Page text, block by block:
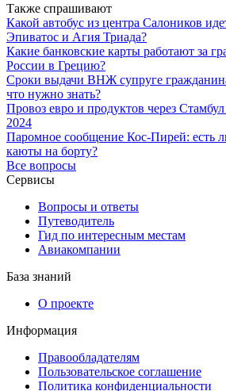
Также спрашивают
Какой автобус из центра Салоников
Эпиватос и Агия Триада?
Какие банковские карты работают за
России в Грецию?
Сроки выдачи ВНЖ супруге
что нужно знать?
Провоз евро и продуктов через
2024
Паромное сообщение Кос-Пирей: есть
каюты на борту?
Все вопросы
Сервисы
Вопросы и ответы
Путеводитель
Гид по интересным местам
Авиакомпании
База знаний
О проекте
Информация
Правообладателям
Пользовательское соглашение
Политика конфиденциальности